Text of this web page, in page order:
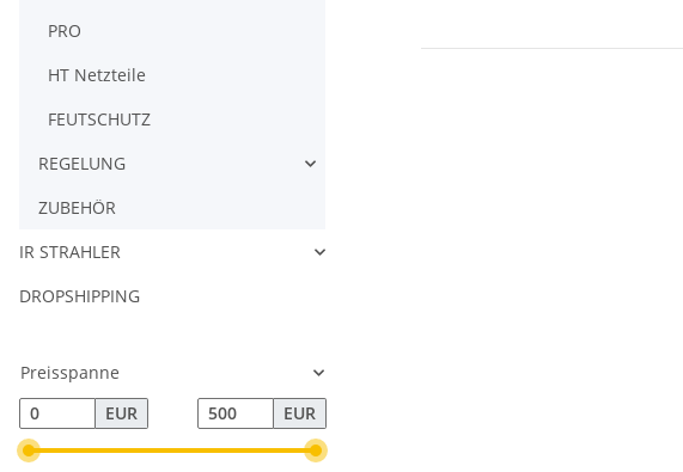
PRO
HT Netzteile
FEUTSCHUTZ
REGELUNG
ZUBEHÖR
IR STRAHLER
DROPSHIPPING
Preisspanne
EUR
EUR